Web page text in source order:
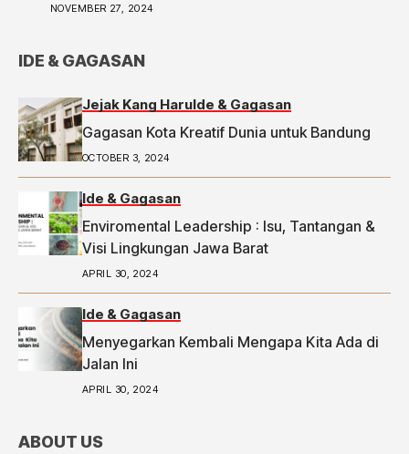
NOVEMBER 27, 2024
IDE & GAGASAN
Jejak Kang HaruIde & Gagasan
Gagasan Kota Kreatif Dunia untuk Bandung
OCTOBER 3, 2024
Ide & Gagasan
Enviromental Leadership : Isu, Tantangan &
Visi Lingkungan Jawa Barat
APRIL 30, 2024
Ide & Gagasan
Menyegarkan Kembali Mengapa Kita Ada di
Jalan Ini
APRIL 30, 2024
ABOUT US